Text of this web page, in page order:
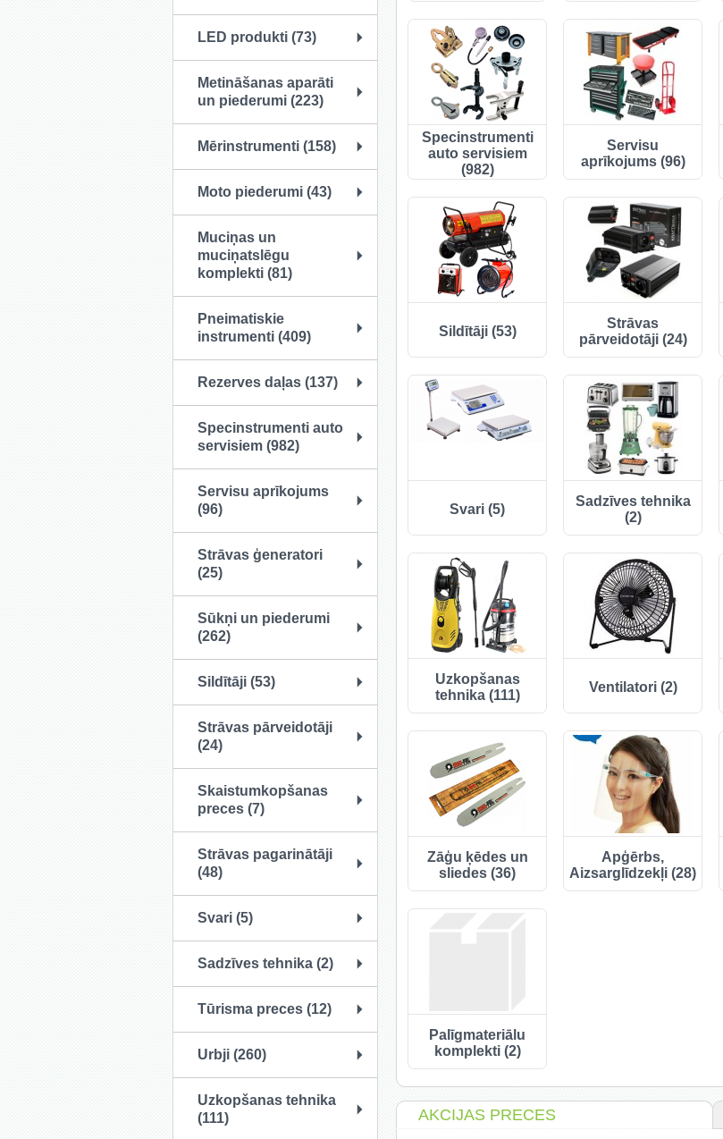
LED produkti (73)
Metināšanas aparāti
un piederumi (223)
Mērinstrumenti (158)
Moto piederumi (43)
Muciņas un
muciņatslēgu
komplekti (81)
Pneimatiskie
instrumenti (409)
Rezerves daļas (137)
Specinstrumenti auto
servisiem (982)
Servisu aprīkojums
(96)
Strāvas ģeneratori
(25)
Sūkņi un piederumi
(262)
Sildītāji (53)
Strāvas pārveidotāji
(24)
Skaistumkopšanas
preces (7)
Strāvas pagarinātāji
(48)
Svari (5)
Sadzīves tehnika (2)
Tūrisma preces (12)
Urbji (260)
Uzkopšanas tehnika
(111)
Specinstrumenti
auto servisiem
(982)
Servisu
aprīkojums (96)
Sildītāji (53)
Strāvas
pārveidotāji (24)
Svari (5)
Sadzīves tehnika
(2)
Uzkopšanas
tehnika (111)
Ventilatori (2)
Zāģu ķēdes un
sliedes (36)
Apģērbs,
Aizsarglīdzekļi (28)
Palīgmateriālu
komplekti (2)
AKCIJAS PRECES